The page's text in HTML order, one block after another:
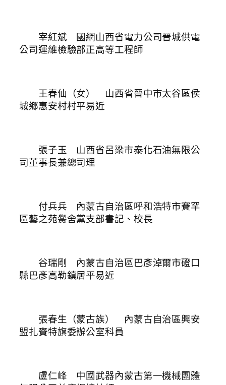
宰紅斌 國網山西省電力公司晉城供電
公司運維檢驗部正高等工程師
王春仙（女） 山西省晉中市太谷區侯
城鄉惠安村村平易近
張子玉 山西省呂梁市泰化石油無限公
司董事長兼總司理
付兵兵 內蒙古自治區呼和浩特市賽罕
區藝之苑黌舍黨支部書記、校長
谷瑞剛 內蒙古自治區巴彥淖爾市磴口
縣巴彥高勒鎮居平易近
張春生（蒙古族） 內蒙古自治區興安
盟扎賚特旗委辦公室科員
盧仁峰 中國武器內蒙古第一機械團體